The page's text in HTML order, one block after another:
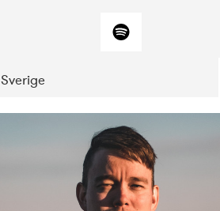
Sverige
DATE
CONCERTS
11-2018 Folkelarm